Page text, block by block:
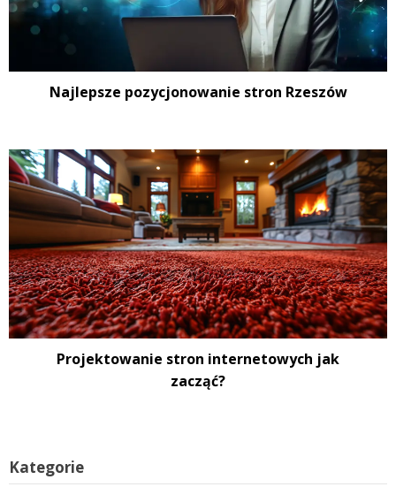
Najlepsze pozycjonowanie stron Rzeszów
Projektowanie stron internetowych jak
zacząć?
Kategorie